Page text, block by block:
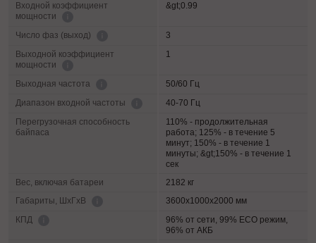
Входной коэффициент
мощности
&gt;0.99
Число фаз (выход)
3
Выходной коэффициент
мощности
1
Выходная частота
50/60 Гц
Диапазон входной частоты
40-70 Гц
Перегрузочная способность
байпаса
110% - продолжительная
работа; 125% - в течение 5
минут; 150% - в течение 1
минуты; &gt;150% - в течение 1
сек
Вес, включая батареи
2182 кг
Габариты, ШхГхВ
3600х1000х2000 мм
КПД
96% от сети, 99% ECO режим,
96% от АКБ